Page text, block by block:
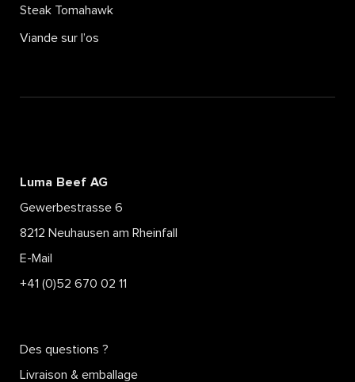
Steak Tomahawk
Viande sur l’os
Luma Beef AG
Gewerbestrasse 6
8212 Neuhausen am Rheinfall
E-Mail
+41 (0)52 670 02 11
Des questions ?
Livraison & emballage